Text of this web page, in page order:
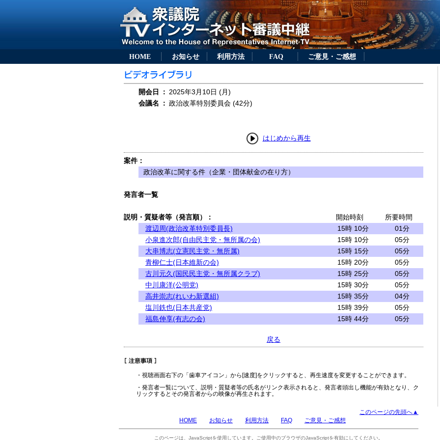
HOME お知らせ 利用方法 FAQ ご意見・ご感想
開会日 ： 2025年3月10日 (月)
会議名
： 政治改革特別委員会 (42分)
はじめから再生
案件：
政治改革に関する件（企業・団体献金の在り方）
発言者一覧
説明・質疑者等（発言順）： 開始時刻
所要時間
渡辺周(政治改革特別委員長)
15時 10分
01分
小泉進次郎(自由民主党・無所属の会)
15時 10分
05分
大串博志(立憲民主党・無所属)
15時 15分
05分
青柳仁士(日本維新の会)
15時 20分
05分
古川元久(国民民主党・無所属クラブ)
15時 25分
05分
中川康洋(公明党)
15時 30分
05分
高井崇志(れいわ新選組)
15時 35分
04分
塩川鉄也(日本共産党)
15時 39分
05分
福島伸享(有志の会)
15時 44分 05分
戻る
・視聴画面右下の「歯車アイコン」から[速度]をクリックすると、再生速度を変更することができます。
・発言者一覧について、説明・質疑者等の氏名がリンク表示されると、発言者頭出し機能が有効となり、ク
リックするとその発言者からの映像が再生されます。
このページの先頭へ▲
HOME
お知らせ 利用方法 FAQ ご意見・ご感想
このページは、JavaScriptを使用しています。ご使用中のブラウザのJavaScriptを有効にしてください。